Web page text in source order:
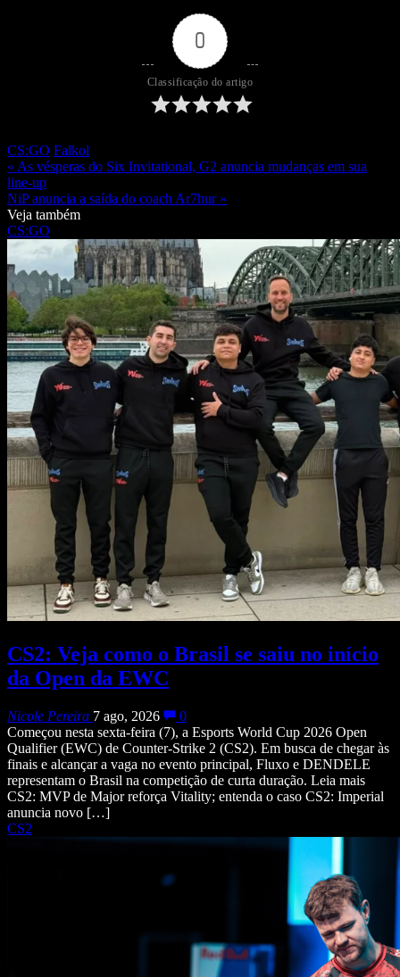
0
Classificação do artigo
CS:GO Falkol
« As vésperas do Six Invitational, G2 anuncia mudanças em sua
line-up
NiP anuncia a saída do coach Ar7hur »
Veja também
CS:GO
CS2: Veja como o Brasil se saiu no início
da Open da EWC
Nicole Pereira 7 ago, 2026
0
Começou nesta sexta-feira (7), a Esports World Cup 2026 Open
Qualifier (EWC) de Counter-Strike 2 (CS2). Em busca de chegar às
finais e alcançar a vaga no evento principal, Fluxo e DENDELE
representam o Brasil na competição de curta duração. Leia mais
CS2: MVP de Major reforça Vitality; entenda o caso CS2: Imperial
anuncia novo […]
CS2